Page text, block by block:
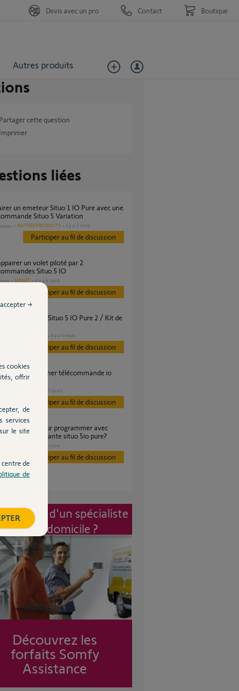
Autres produits
Devis avec un pro Contact Boutique
Partager cette question
Imprimer
liées
Situo 5 Variation
AUTRES PRODUITS il y a 2 mois
Participer au fil de discussion
Situo 5 IO
VOLET il y a 4 mois
Participer au fil de discussion
il y a 6 mois
Participer au fil de discussion
il y a 27 jours
Participer au fil de discussion
existante situo 5io pure?
il y a 6 mois
Participer au fil de discussion
d'un spécialiste
à mon domicile ?
Découvrez les
forfaits Somfy
Assistance
cookies
offrir
de
services
le site
de
de
→